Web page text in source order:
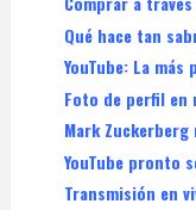
Qué hace tan
YouTube: La
Foto de perfil en
Mark
YouTube pronto
Transmisión en